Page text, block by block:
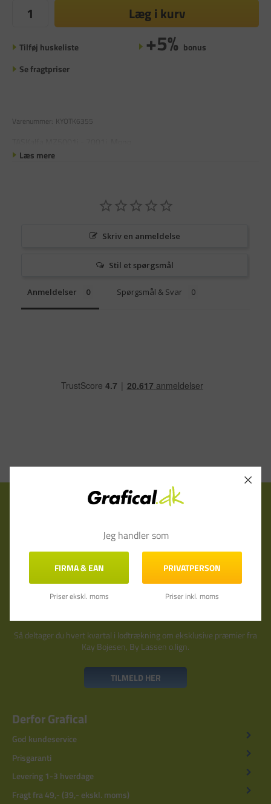
Læg i kurv
Tilføj huskeliste +5% bonus
Se fragtpriser
Varenummer: KYOTK6355
Læs mere
Skriv en anmeldelse
Stil et spørgsmål
Anmeldelser Spørgsmål & Svar
Tilmeld nyhedsbrev
Så deltager du hvert kvartal i lodtrækning om eksklusive præmier fra
Kay Bojesen, By Lassen o.lign.
TILMELD HER
Derfor Grafical
God kundeservice
Prisgaranti
Levering 1-3 hverdage
Fragt fra 49,- (39,- ekskl. moms)
Jeg handler som
FIRMA & EAN
Priser ekskl. moms
PRIVATPERSON
Priser inkl. moms